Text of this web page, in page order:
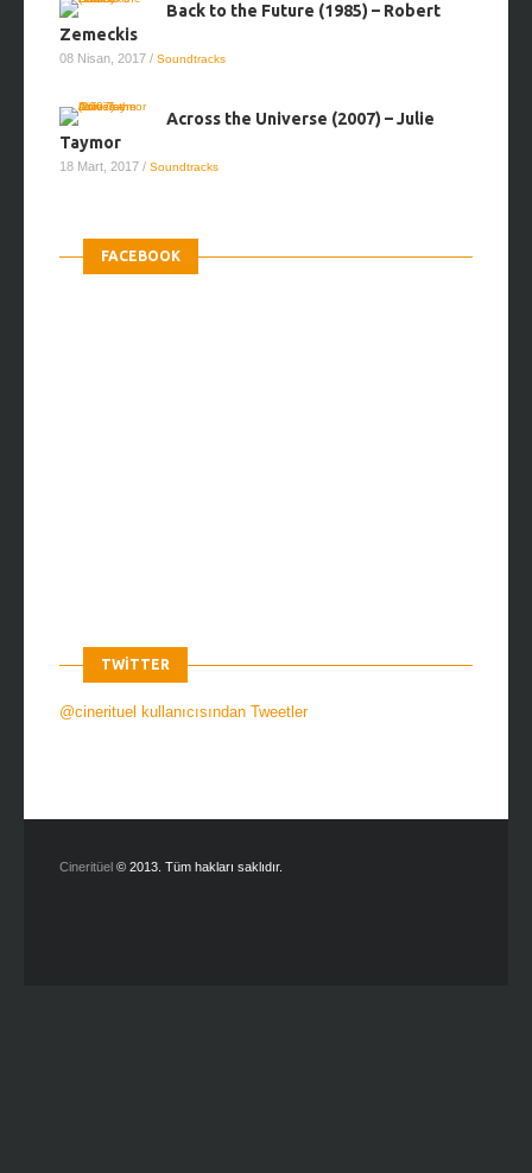
Back to the Future (1985) – Robert
Zemeckis
08 Nisan, 2017 / Soundtracks
Across the Universe (2007) – Julie
Taymor
18 Mart, 2017 / Soundtracks
FACEBOOK
TWITTER
@cinerituel kullanıcısından Tweetler
Cineritüel © 2013. Tüm hakları saklıdır.